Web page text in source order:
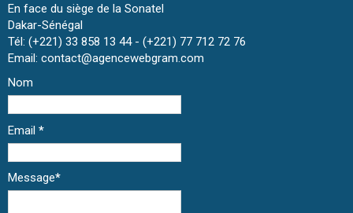
En face du siège de la Sonatel
Dakar-Sénégal
Tél: (+221) 33 858 13 44 - (+221) 77 712 72 76
Email: contact@agencewebgram.com
Nom
Email *
Message*